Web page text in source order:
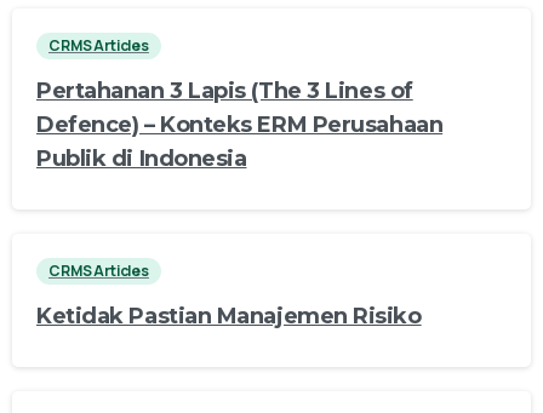
CRMS Articles
Pertahanan 3 Lapis (The 3 Lines of
Defence) – Konteks ERM Perusahaan
Publik di Indonesia
CRMS Articles
Ketidak Pastian Manajemen Risiko